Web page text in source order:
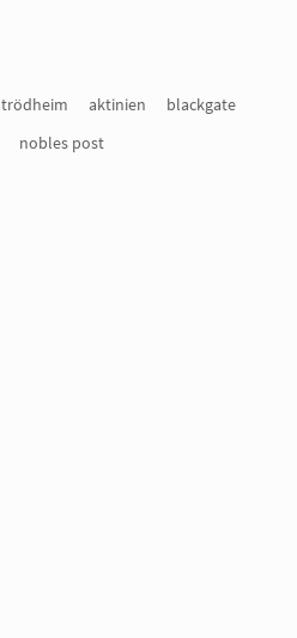
trödheim aktinien
blackgate
nobles post